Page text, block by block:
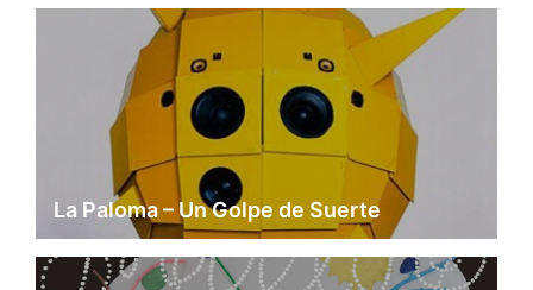
La Paloma – Un Golpe de Suerte